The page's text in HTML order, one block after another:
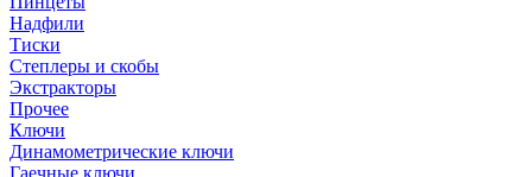
Надфили
Тиски
Степлеры и скобы
Экстракторы
Прочее
Ключи
Динамометрические ключи
Гаечные ключи